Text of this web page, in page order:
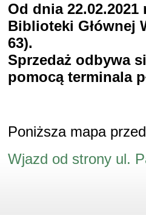
Od dnia
Biblioteki Głównej
63).
Sprzedaż odbywa
pomocą terminala
Poniższa mapa
Wjazd od strony ul.